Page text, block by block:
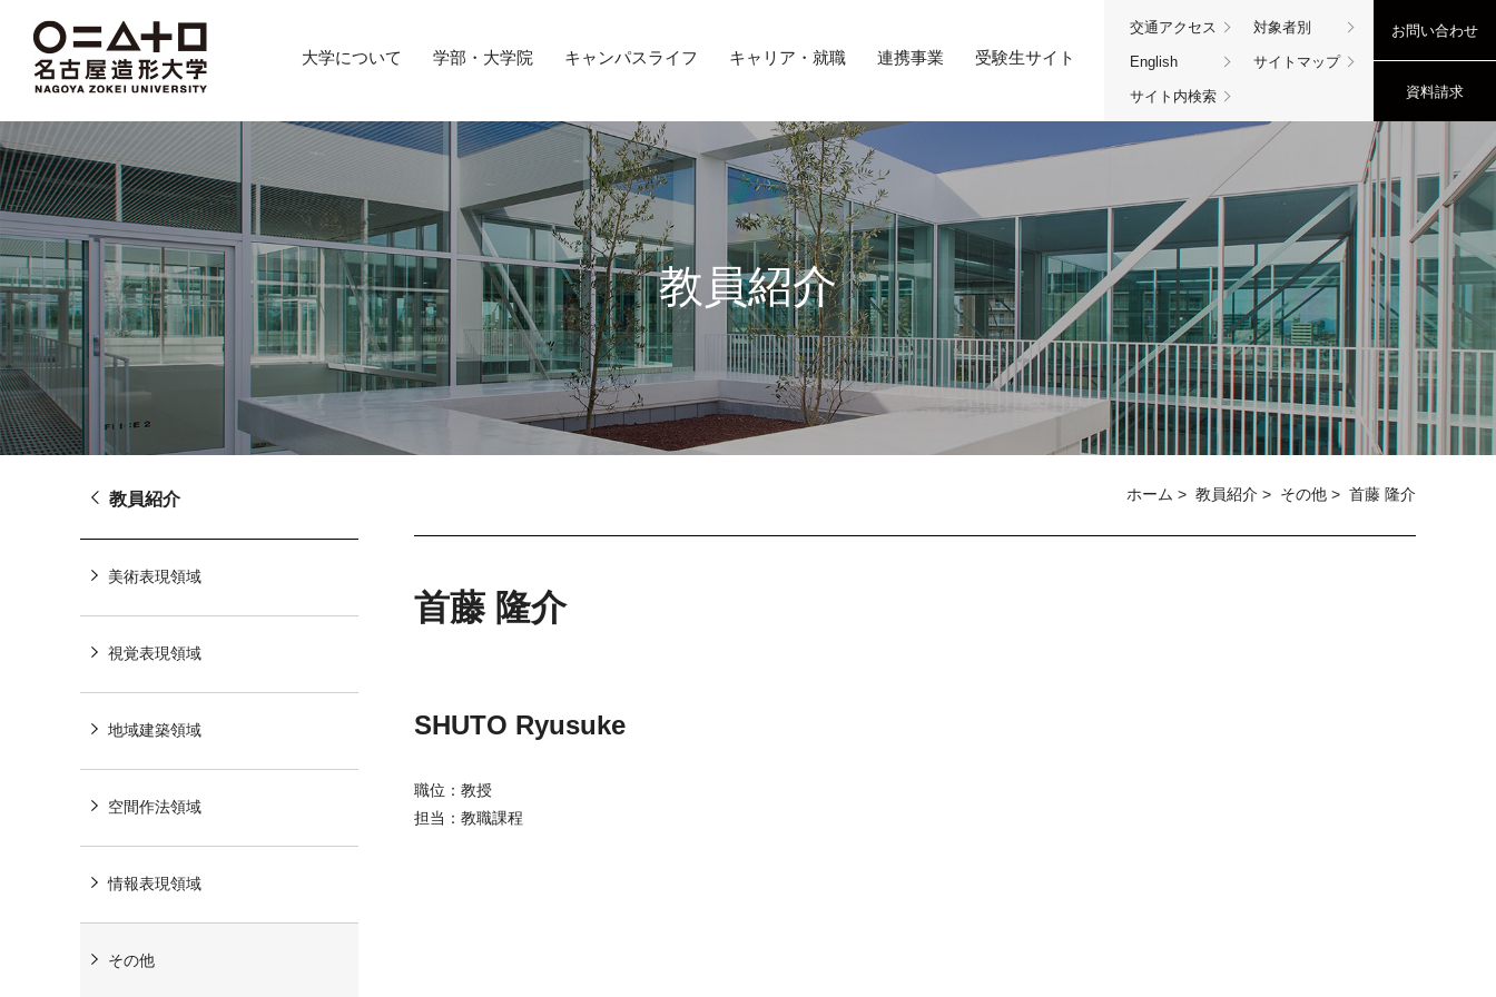
ル
ナ
ビ
ゲ
ー
シ
ョ
ン
へ
ナ
ビ
ゲ
ー
シ
ョ
ン
へ
へ
交通アクセス 対象者別
English サイトマップ
サイト内検索
お問い合わせ
資料請求
大学について 学部・大学院 キャンパスライフ キャリア・就職 連携事業 受験生サイト
教員紹介
ホーム > 教員紹介 > その他 > 首藤 隆介
首藤 隆介
SHUTO Ryusuke
職位：教授
担当：教職課程
教員紹介
美術表現領域
視覚表現領域
地域建築領域
空間作法領域
情報表現領域
その他